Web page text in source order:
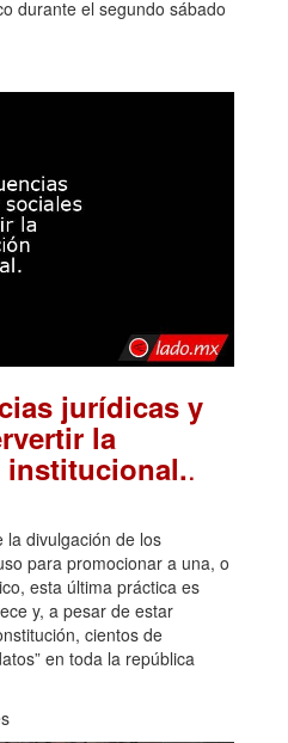
durante el segundo sábado
jurídicas y
la
.
la divulgación de los
para promocionar a una, o
esta última práctica es
y, a pesar de estar
cientos de
en toda la república